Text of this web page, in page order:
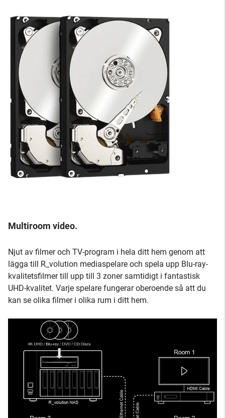
Multiroom video.
Njut av filmer och TV-program i hela ditt hem genom att
lägga till R_volution mediaspelare och spela upp Blu-ray-
kvalitetsfilmer till upp till 3 zoner samtidigt i fantastisk
UHD-kvalitet. Varje spelare fungerar oberoende så att du
kan se olika filmer i olika rum i ditt hem.